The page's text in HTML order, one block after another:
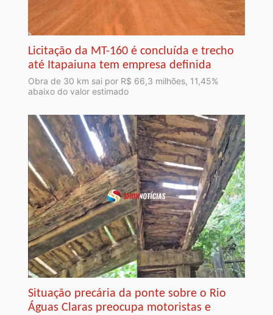
Licitação da MT-160 é concluída e trecho
até Itapaiuna tem empresa definida
Obra de 30 km sai por R$ 66,3 milhões, 11,45%
abaixo do valor estimado
Situação precária da ponte sobre o Rio
Águas Claras preocupa motoristas e